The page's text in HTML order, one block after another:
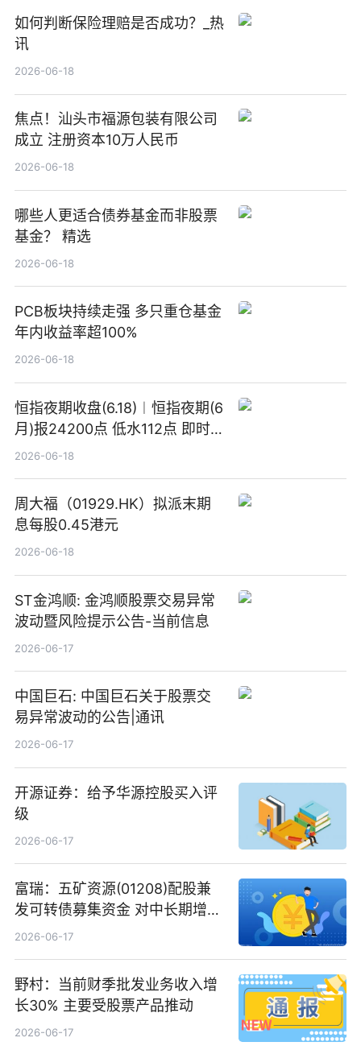
如何判断保险理赔是否成功？_热
讯
2026-06-18
焦点！汕头市福源包装有限公司
成立 注册资本10万人民币
2026-06-18
哪些人更适合债券基金而非股票
基金？ 精选
2026-06-18
PCB板块持续走强 多只重仓基金
年内收益率超100%
2026-06-18
恒指夜期收盘(6.18)︱恒指夜期(6
月)报24200点 低水112点 即时
焦点
2026-06-18
周大福（01929.HK）拟派末期
息每股0.45港元
2026-06-18
ST金鸿顺: 金鸿顺股票交易异常
波动暨风险提示公告-当前信息
2026-06-17
中国巨石: 中国巨石关于股票交
易异常波动的公告|通讯
2026-06-17
开源证券：给予华源控股买入评
级
2026-06-17
富瑞：五矿资源(01208)配股兼
发可转债募集资金 对中长期增长
和战略定位正面|当前焦点
2026-06-17
野村：当前财季批发业务收入增
长30% 主要受股票产品推动
2026-06-17